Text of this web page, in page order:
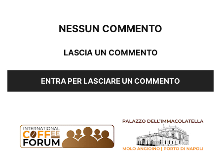
NESSUN COMMENTO
LASCIA UN COMMENTO
ENTRA PER LASCIARE UN COMMENTO